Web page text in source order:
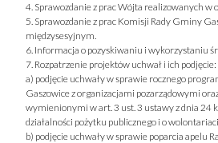
4. Sprawozdanie z prac Wójta realizowanych w
5. Sprawozdanie z prac Komisji Rady Gminy
międzysesyjnym.
6. Informacja o pozyskiwaniu i wykorzystaniu
7. Rozpatrzenie projektów uchwał i ich podjęcie:
a) podjęcie uchwały w sprawie rocznego
Gaszowice z organizacjami pozarządowymi
wymienionymi w art. 3 ust. 3 ustawy z dnia 24
działalności pożytku publicznego i o
b) podjęcie uchwały w sprawie poparcia apelu